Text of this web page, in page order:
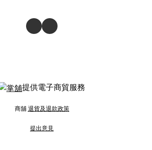
提供電子商貿服務
商舖 退貨及退款政策
提出意見